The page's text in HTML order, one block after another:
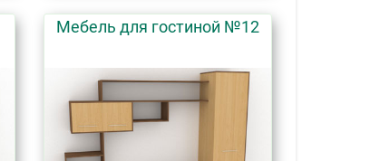
Мебель для гостиной №12